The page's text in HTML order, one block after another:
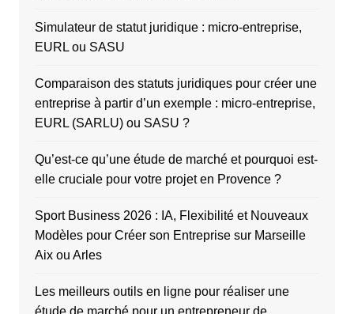
Simulateur de statut juridique : micro-entreprise,
EURL ou SASU
Comparaison des statuts juridiques pour créer une
entreprise à partir d’un exemple : micro-entreprise,
EURL (SARLU) ou SASU ?
Qu’est-ce qu’une étude de marché et pourquoi est-
elle cruciale pour votre projet en Provence ?
Sport Business 2026 : IA, Flexibilité et Nouveaux
Modèles pour Créer son Entreprise sur Marseille
Aix ou Arles
Les meilleurs outils en ligne pour réaliser une